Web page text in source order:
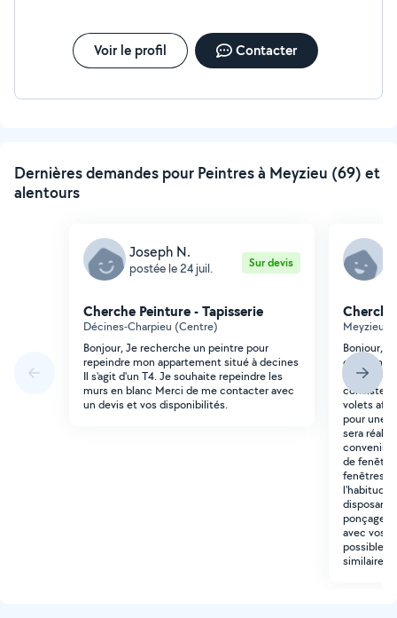
Voir le profil Contacter
Dernières demandes pour Peintres à Meyzieu (69) et
alentours
Joseph N.
postée le 24 juil. Sur devis
Cherche Peinture - Tapisserie
Décines-Charpieu (Centre)
Bonjour, Je recherche un peintre pour
repeindre mon appartement situé à decines
Il s'agit d'un T4. Je souhaite repeindre les
murs en blanc Merci de me contacter avec
un devis et vos disponibilités.
Meyzieu
Bonjour,
bois
consiste à
volets afin
pour une
sera
convenir).
de
fenêtres.
l'habitude
disposant
ponçage
avec vos
possible,
similaires.